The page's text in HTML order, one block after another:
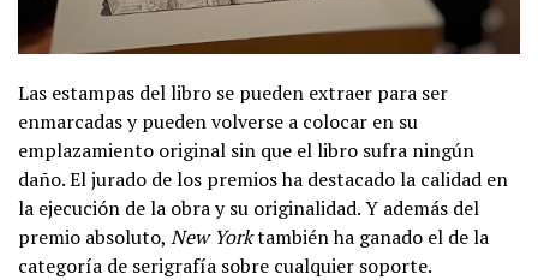
Las estampas del libro se pueden extraer para ser
enmarcadas y pueden volverse a colocar en su
emplazamiento original sin que el libro sufra ningún
daño. El jurado de los premios ha destacado la calidad en
la ejecución de la obra y su originalidad. Y además del
premio absoluto, New Yorktambién ha ganado el de la
categoría de serigrafía sobre cualquier soporte.